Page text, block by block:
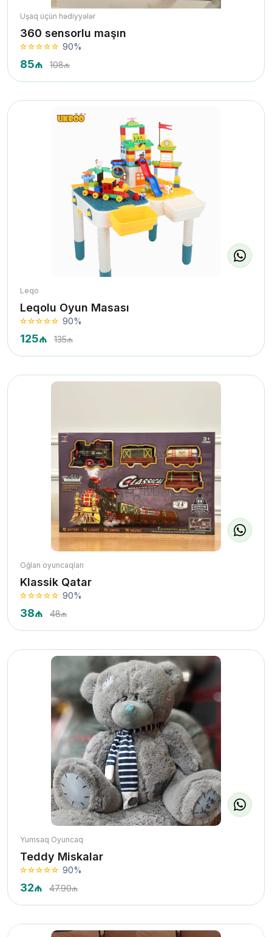
Uşaq üçün hədiyyələr
360 sensorlu maşın
90%
85₼ 108₼
Leqo
Leqolu Oyun Masası
90%
125₼ 135₼
Oğlan oyuncaqları
Klassik Qatar
90%
38₼ 48₼
Yumsaq Oyuncaq
Teddy Miskalar
90%
32₼ 47.90₼